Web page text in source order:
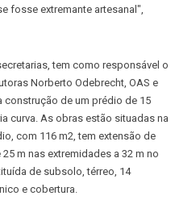
fosse extremante artesanal",
tem como responsável o
Norberto Odebrecht, OAS e
construção de um prédio de 15
curva. As obras estão situadas na
com 116 m2, tem extensão de
m nas extremidades a 32 m no
de subsolo, térreo, 14
e cobertura.